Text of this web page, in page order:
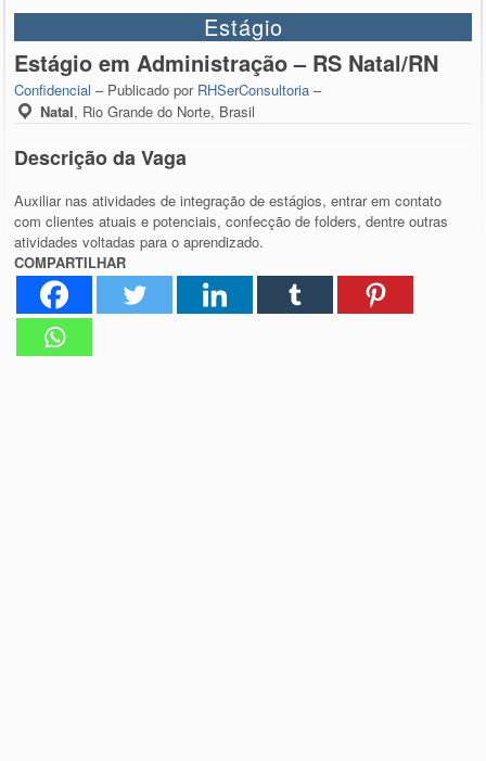
Estágio
Estágio em Administração – RS Natal/RN
Confidencial – Publicado por RHSerConsultoria –
Natal, Rio Grande do Norte, Brasil
Descrição da Vaga
Auxiliar nas atividades de integração de estágios, entrar em contato
com clientes atuais e potenciais, confecção de folders, dentre outras
atividades voltadas para o aprendizado.
COMPARTILHAR